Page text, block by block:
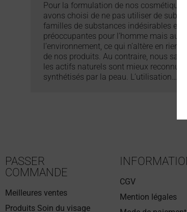
Pour la formulation de nos cosmétiques,
avons choisi de ne pas utiliser de
familles de substances indésirables et
préoccupantes pour l’homme mais
l’environnement, ce qui n’altère en rien
de nos produits. Au contraire, nous
les actifs naturels sont mieux reconnus et
synthétisés par la peau. L’utilisation…
PASSER
COMMANDE
Meilleures ventes
Produits Soin du visage
CGV
Mention légales